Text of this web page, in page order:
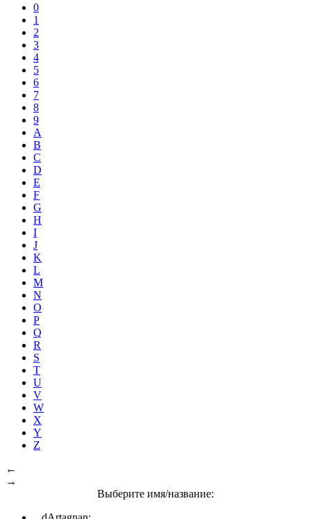
0
1
2
3
4
5
6
7
8
9
A
B
C
D
E
F
G
H
I
J
K
L
M
N
O
P
Q
R
S
T
U
V
W
X
Y
Z
←
→
Выберите имя/название: